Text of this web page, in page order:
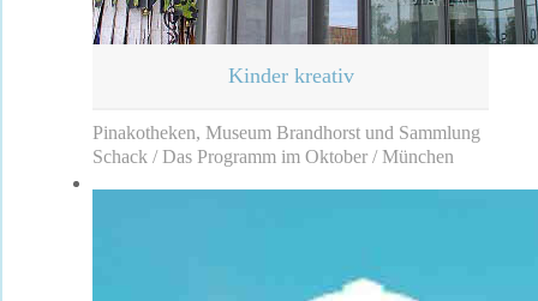
Kinder kreativ
Pinakotheken, Museum Brandhorst und Sammlung
Schack / Das Programm im Oktober / München